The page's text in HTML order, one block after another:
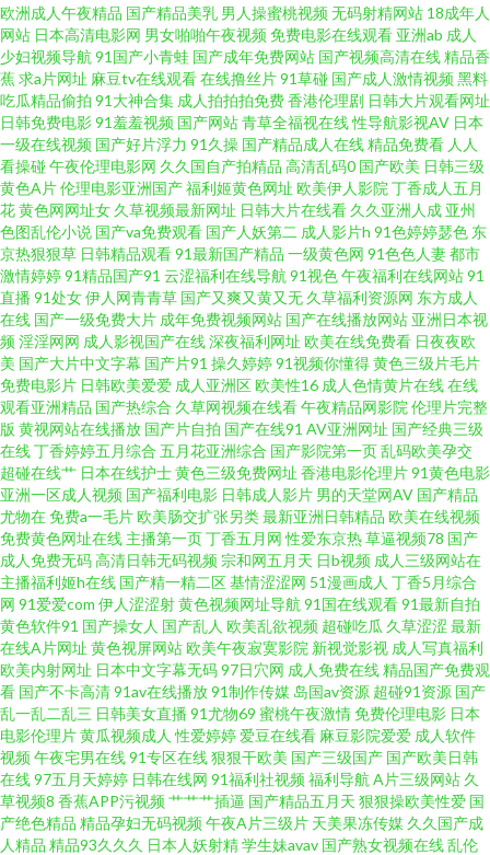
久久黑料 91视屏观看 超碰碰碰96 黄色九一小视频 色欲一期二期 91次元免费
视频 操碰伊人 国产欧美日韩日逼 老湿机午夜剧场 日韩操B 91N色网 国产深福
利 老湿机成人av 伊人色影院 国产91看 九一茄子 日韩av免费网址 影音先锋韩
国美女 操日韩美在线 国产日韩精品欧美 玖玖视频久久 日韩熟女视屏 一区二
区免费日本 超碰97打炮在线 黄色理论视频 日本黄色高清视频 香蕉视频网 97
亚洲中文 欧美一级黄色A片 99影院激情文学 福利国产pron 色宗黑人 波多野
结衣四级片 麻豆黄色一色片 韩日性爰 蜜桃网91 三级片av操操 91韩剧网 肏屄
ab 黄色片子看看 欧美色图21 午夜情色影院 AV免费在线观看 国产精品天天干
日韩美淫社 97操擦 国产精品第八页 91宅男网 国产中出在线观看 综合无码中
文网 东京热色综合 东方av在线导航 青青久久青青 91熟女中文免费 国产3P系
列合集 日韩A级电影 在线黑丝91 ts伪娘 黑丝91国产 人人爱肏屄 97人妻碰碰
碰 亚洲趁人 国产白丝视频 日韩αV 在线不卡久热涩 TS美妖 另类射区 三级专区
91大神免费网址 超碰97无码 韩国草逼 天天操天天添 97超碰源 黄色免费网站
网址 日本私人网站不卡 中文福利深夜 www性爱AV 狠狠插色色 青青草视频 亚
洲精品超碰 超碰人人青青55 欧美Aⅴ在线 成人午夜伦理 久久国产高潮久久 色
欧洲成人午夜精品 国产精品美乳 男人操蜜桃视频无码射精网站 18成年人
网站 日本高清电影网 男女啪啪午夜视频免费电影在线观看 亚洲ab 成人
少妇视频导航 91国产小青蛙 国产成年免费网站 国产视频高清在线精品香
蕉求a片网址 麻豆tv在线观看在线撸丝片91草碰 国产成人激情视频黑料
吃瓜精品偷拍 91大神合集 成人拍拍拍免费香港伦理剧 日韩大片观看网址
日韩免费电影91羞羞视频 国产网站青草全福视在线性导航影视AV 日本
一级在线视频 国产好片浮力 91久操 国产精品成人在线精品免费看 人人
看操碰午夜伦理电影网 久久国自产拍精品 高清乱码0 国产欧美 日韩三级
黄色A片伦理电影亚洲国产福利姬黄色网址 欧美伊人影院 丁香成人五月
花黄色网网址女 久草视频最新网址 日韩大片在线看 久久亚洲人成 亚州
色图乱伦小说 国产va免费观看 国产人妖第二 成人影片h 91色婷婷瑟色 东
京热狠狠草 日韩精品观看91最新国产精品 一级黄色网 91色色人妻都市
激情婷婷91精品国产91 云涩福利在线导航 91视色午夜福利在线网站91
直播 91处女伊人网青青草 国产又爽又黄又无 久草福利资源网 东方成人
在线 国产一级免费大片 成年免费视频网站 国产在线播放网站 亚洲日本视
频淫淫网网 成人影视国产在线深夜福利网址 欧美在线免费看 日夜夜欧
美 国产大片中文字幕 国产片91 操久婷婷91视频你懂得黄色三级片毛片
免费电影片 日韩欧美爱爱 成人亚洲区欧美性16 成人色情黄片在线在线
观看亚洲精品 国产热综合 久草网视频在线看午夜精品网影院 伦理片完整
版 黄视网站在线播放 国产片自拍 国产在线91 AV亚洲网址 国产经典三级
在线丁香婷婷五月综合 五月花亚洲综合 国产影院第一页乱码欧美孕交
超碰在线艹 日本在线护士黄色三级免费网址 香港电影伦理片91黄色电影
亚洲一区成人视频 国产福利电影 日韩成人影片 男的天堂网AV 国产精品
尤物在免费a一毛片欧美肠交扩张另类最新亚洲日韩精品 欧美在线视频
免费黄色网址在线 主播第一页丁香五月网 性爱东京热草逼视频78 国产
成人免费无码高清日韩无码视频 宗和网五月天 日b视频 成人三级网站在
主播福利姬h在线 国产精一精二区基情涩涩网 51漫画成人 丁香5月综合
网 91爱爱com 伊人涩涩射黄色视频网址导航 91国在线观看91最新自拍
黄色软件91 国产操女人 国产乱人 欧美乱欲视频 超碰吃瓜 久草涩涩 最新
在线A片网址 黄色视屏网站欧美午夜寂寞影院 新视觉影视 成人写真福利
欧美内射网址 日本中文字幕无码97日穴网 成人免费在线精品国产免费观
看 国产不卡高清91av在线播放91制作传媒 岛国av资源 超碰91资源 国产
乱一乱二乱三 日韩美女直播 91尤物69 蜜桃午夜激情免费伦理电影 日本
电影伦理片黄瓜视频成人 性爱婷婷 爱豆在线看 麻豆影院爱爱 成人软件
视频午夜宅男在线91专区在线狠狠干欧美 国产三级国产 国产欧美日韩
在线97五月天婷婷 日韩在线网 91福利社视频福利导航 A片三级网站 久
草视频8 香蕉APP污视频艹艹艹插逼 国产精品五月天 狠狠操欧美性爱 国
产绝色精品 精品孕妇无码视频午夜A片三级片 天美果冻传媒 久久国产成
人精品 精品93久久久 日本人妖射精学生妹avav 国产熟女视频在线乱伦